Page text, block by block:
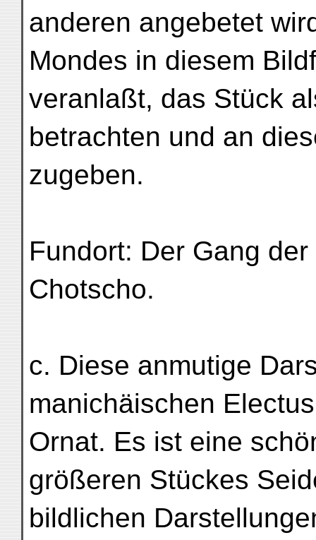
anderen angebetet
Mondes in diesem
veranlaßt, das Stück
betrachten und an
zugeben.
Fundort: Der Gang
Chotscho.
c. Diese anmutige
manichäischen
Ornat. Es ist eine
größeren Stückes
bildlichen